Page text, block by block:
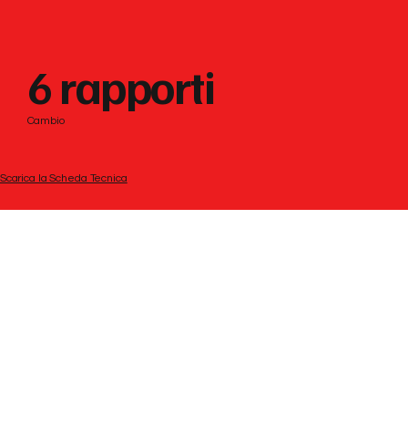
6 rapporti
Cambio
Scarica la Scheda Tecnica